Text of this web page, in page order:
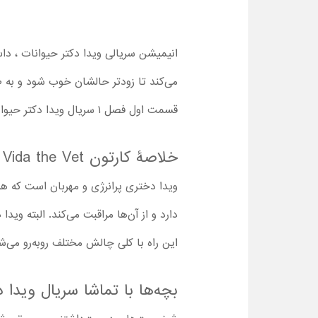
می‌کند تا زودتر حالشان خوب شود و به
قسمت اول فصل ۱ سریال ویدا دکتر حیوانات با دوبله فارسی را همراه بچه‌ها شروع کنید.
خلاصۀ کارتون Vida the Vet
ویدا دختری پرانرژی و مهربان است که
دارد و از آن‌ها مراقبت می‌کند. البته
این راه با کلی چالش‌ مختلف روبه‌رو
بچه‌ها با تماشا سریال ویدا دکتر حیوانات 2024